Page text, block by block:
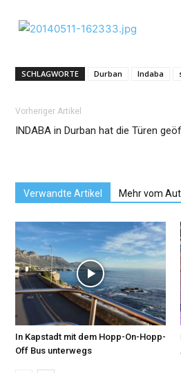
SCHLAGWORTE Durban Indaba
Vorheriger Artikel
INDABA in Durban hat die Türen
Verwandte Artikel Mehr vom
In Kapstadt mit dem Hopp-On-Hopp-
Off Bus unterwegs